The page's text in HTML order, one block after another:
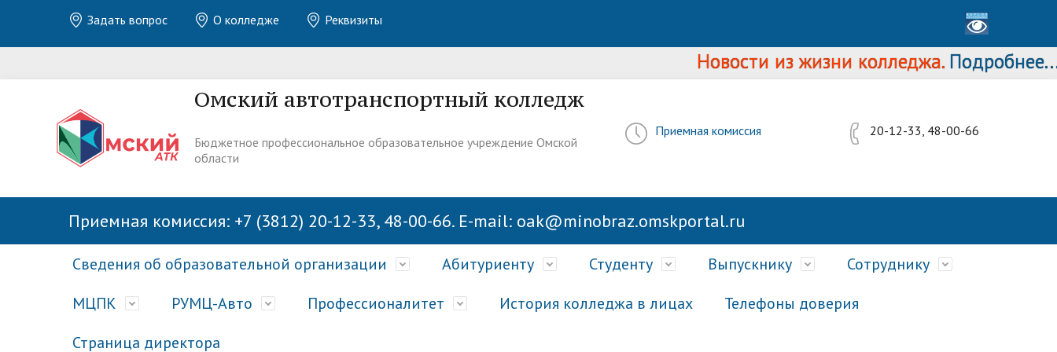
Задать вопрос О колледже Реквизиты
Новости из жизни колледжа.Подробнее...
Омский автотранспортный колледж
Бюджетное профессиональное образовательное учреждение Омской
области
Приемная комиссия 20-12-33, 48-00-66
Приемная комиссия: +7 (3812) 20-12-33, 48-00-66. E-mail: oak@minobraz.omskportal.ru
Сведения об образовательной организации Абитуриенту Студенту Выпускнику Сотруднику
МЦПК РУМЦ-Авто Профессионалитет История колледжа в лицах
Телефоны доверия
Страница директора